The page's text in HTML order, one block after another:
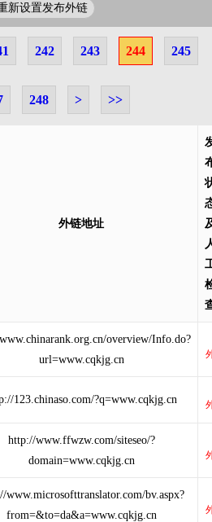
新设置发布外链
242 243 244 245
248 > >>
外链地址
overview/Info.do?
url=www.cqkjg.cn
123.chinaso.com/?q=www.cqkjg.cn
http://www.ffwzw.com/siteseo/?
domain=www.cqkjg.cn
www.microsofttranslator.com/bv.aspx?
from=&to=da&a=www.cqkjg.cn